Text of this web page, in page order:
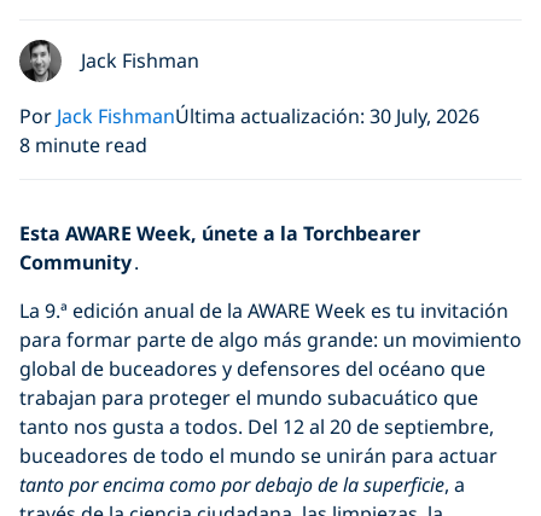
Jack Fishman
Por Jack FishmanÚltima actualización: 30 July, 2026
8 minute read
Esta AWARE Week, únete a la Torchbearer
Community.
La 9.ª edición anual de la AWARE Week es tu invitación
para formar parte de algo más grande: un movimiento
global de buceadores y defensores del océano que
trabajan para proteger el mundo subacuático que
tanto nos gusta a todos. Del 12 al 20 de septiembre,
buceadores de todo el mundo se unirán para actuar
tanto por encima como por debajo de la superficie, a